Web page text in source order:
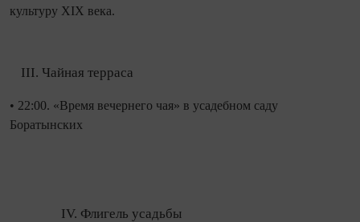
культуру XIX века.
Чайная терраса
• 22:00. «Время вечернего чая» в усадебном саду
Боратынских
Флигель усадьбы